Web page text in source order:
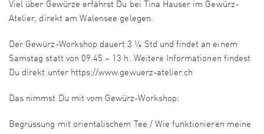
Viel über Gewürze erfährst Du bei Tina Hauser im Gewürz-
Atelier, direkt am Walensee gelegen.
Der Gewürz-Workshop dauert 3 ¼ Std und findet an einem
Samstag statt von 09.45 – 13 h. Weitere Informationen findest
Du direkt unter https://www.gewuerz-atelier.ch
Das nimmst Du mit vom Gewürz-Workshop:
Begrüssung mit orientalischem Tee / Wie funktionieren meine